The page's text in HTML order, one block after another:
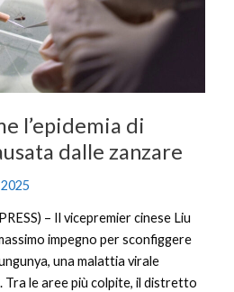
l’epidemia di
dalle zanzare
– Il vicepremier cinese Liu
impegno per sconfiggere
una malattia virale
Tra le aree più colpite, il distretto